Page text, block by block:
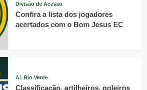
Divisão de Acesso
Confira a lista dos jogadores
acertados com o Bom Jesus EC
A1 Rio Verde
Classificação, artilheiros, goleiros